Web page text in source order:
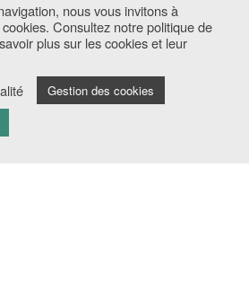
nous vous invitons à
Consultez notre politique de
plus sur les cookies et leur
Gestion des cookies